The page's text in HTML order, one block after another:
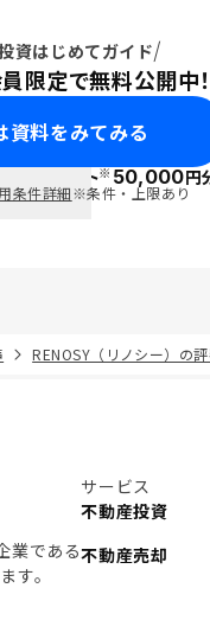
資はじめてガイド
限定で無料公開中！
資料をみてみる
ポイント※50,000円
条件詳細※条件・上限あり
RENOSY（リノシー）の
業である
す。
サービス
不動産投資
不動産売却